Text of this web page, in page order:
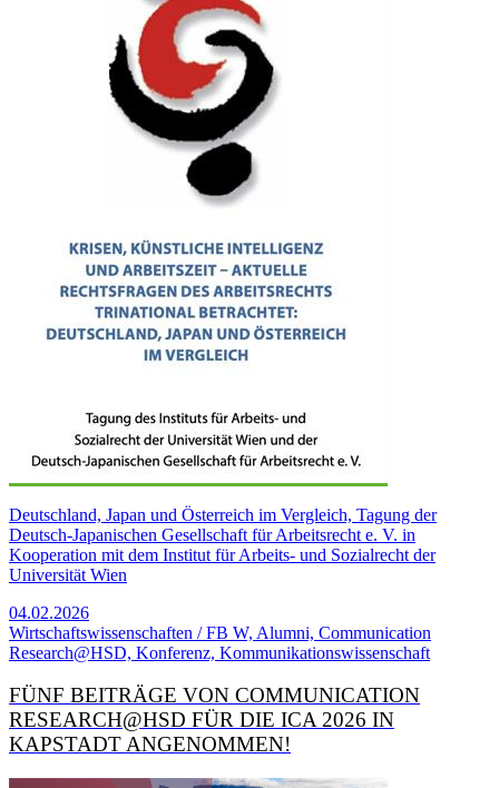
Deutschland, Japan und Österreich im Vergleich, Tagung der
Deutsch-Japanischen Gesellschaft für Arbeitsrecht e. V. in
Kooperation mit dem Institut für Arbeits- und Sozialrecht der
Universität Wien
04.02.2026
Wirtschaftswissenschaften / FB W, Alumni, Communication
Research@HSD, Konferenz, Kommunikationswissenschaft
FÜNF BEITRÄGE VON COMMUNICATION
RESEARCH@HSD FÜR DIE ICA 2026 IN
KAPSTADT ANGENOMMEN!